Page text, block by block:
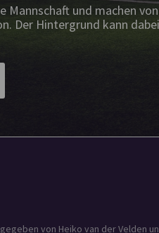
Mannschaft und machen
Der Hintergrund kann
von Heiko van der Velden